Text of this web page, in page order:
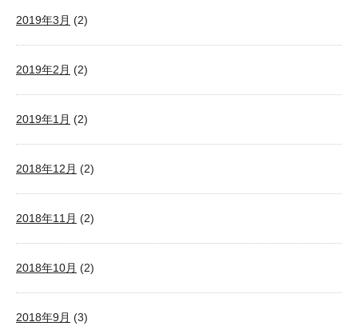
2019年3月 (2)
2019年2月 (2)
2019年1月 (2)
2018年12月 (2)
2018年11月 (2)
2018年10月 (2)
2018年9月 (3)